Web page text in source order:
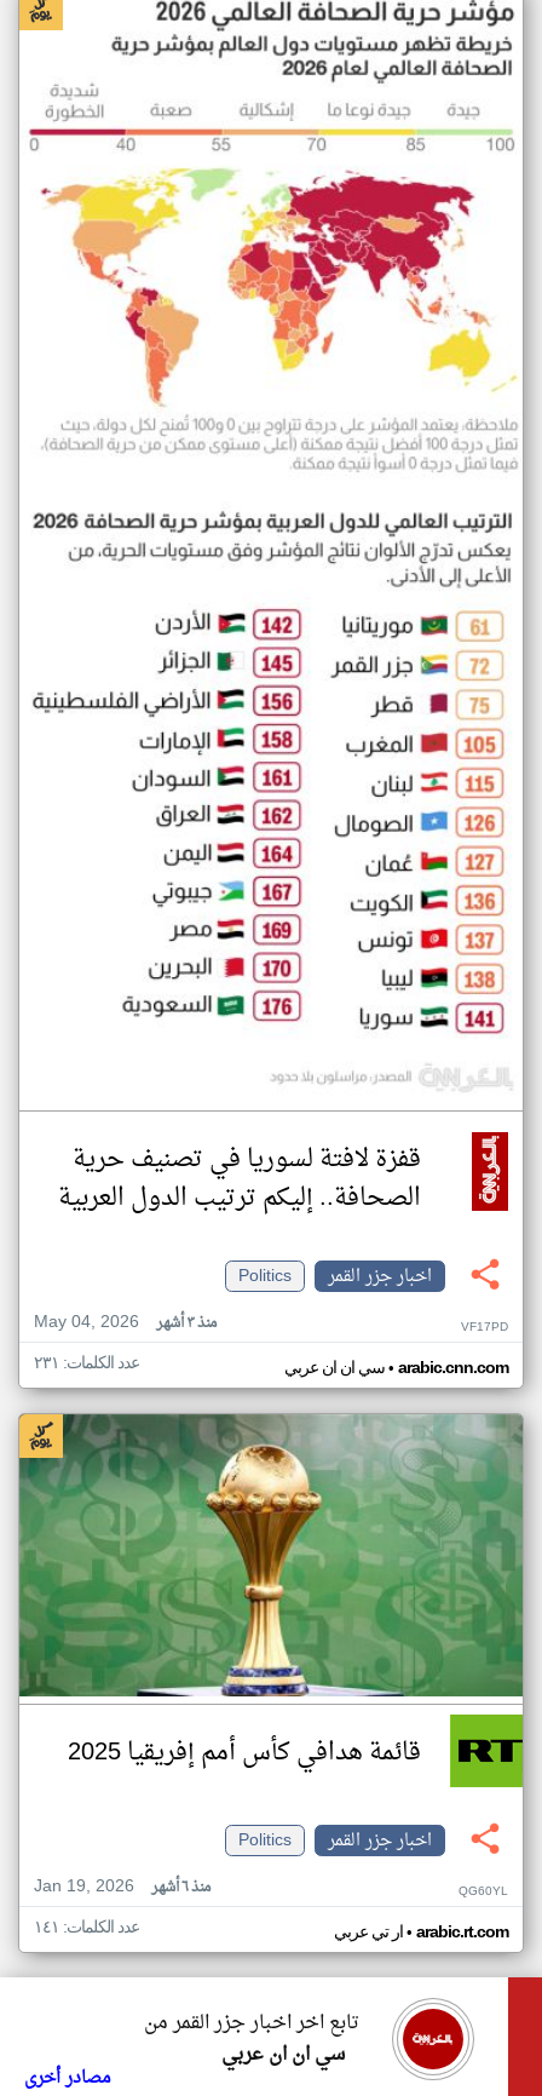
قفزة لافتة لسوريا في تصنيف حرية
الصحافة.. إليكم ترتيب الدول العربية
اخبار جزر القمر
Politics
May 04, 2026
منذ ٣ أشهر VF17PD
سي ان ان عربي• arabic.cnn.com عدد الكلمات: ٢٣١
قائمة هدافي كأس أمم إفريقيا 2025
اخبار جزر القمر
Politics
Jan 19, 2026
منذ ٦ أشهر QG60YL
ار تي عربي• arabic.rt.com عدد الكلمات: ١٤١
تابع اخر اخبار جزر القمر من
سي ان ان عربي
مصادر أخرى